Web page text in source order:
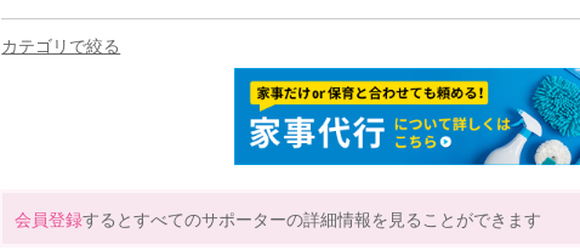
カテゴリで絞る
会員登録するとすべてのサポーターの詳細情報を見ることができます